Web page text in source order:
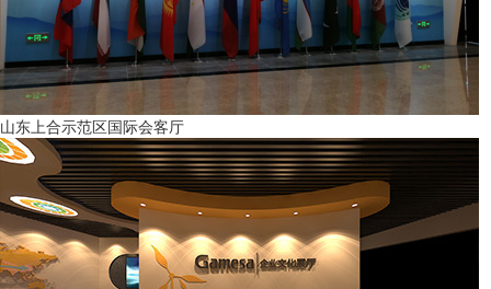
山东上合示范区国际会客厅